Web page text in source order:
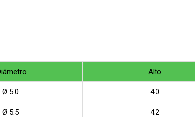
Alto
Ø 5.0 4.0
Ø 5.5 4.2